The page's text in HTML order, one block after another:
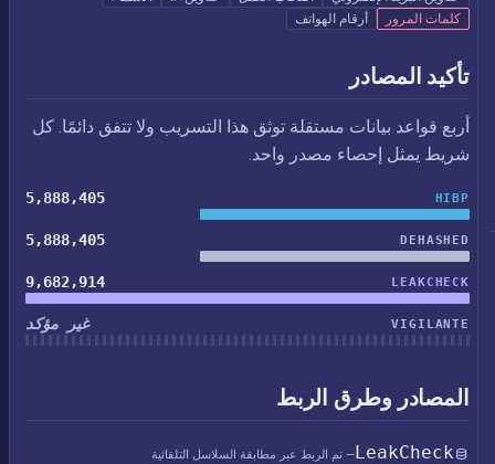
كلمات المرور
أرقام الهواتف
تأكيد المصادر
أربع قواعد بيانات مستقلة توثق هذا التسريب ولا تتفق دائمًا. كل
شريط يمثل إحصاء مصدر واحد.
HIBP
5,888,405
DEHASHED
5,888,405
LEAKCHECK
9,682,914
VIGILANTE غير مؤكد
المصادر وطرق الربط
LeakCheck— تم الربط عبر مطابقة السلاسل التلقائية